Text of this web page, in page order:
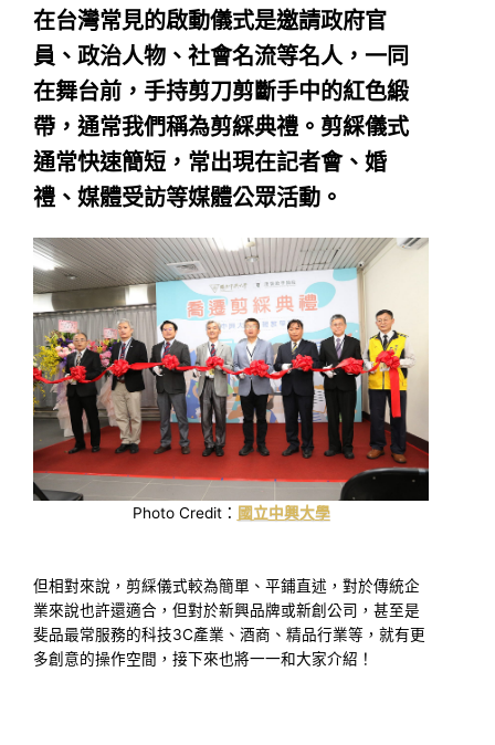
在台灣常見的啟動儀式是邀請政府官
員、政治人物、社會名流等名人，一同
在舞台前，手持剪刀剪斷手中的紅色緞
帶，通常我們稱為剪綵典禮。剪綵儀式
通常快速簡短，常出現在記者會、婚
禮、媒體受訪等媒體公眾活動。
Photo Credit： 國立中興大學
但相對來說，剪綵儀式較為簡單、平鋪直述，對於傳統企
業來說也許還適合，但對於新興品牌或新創公司，甚至是
斐品最常服務的科技3C產業、酒商、精品行業等，就有更
多創意的操作空間，接下來也將一一和大家介紹！